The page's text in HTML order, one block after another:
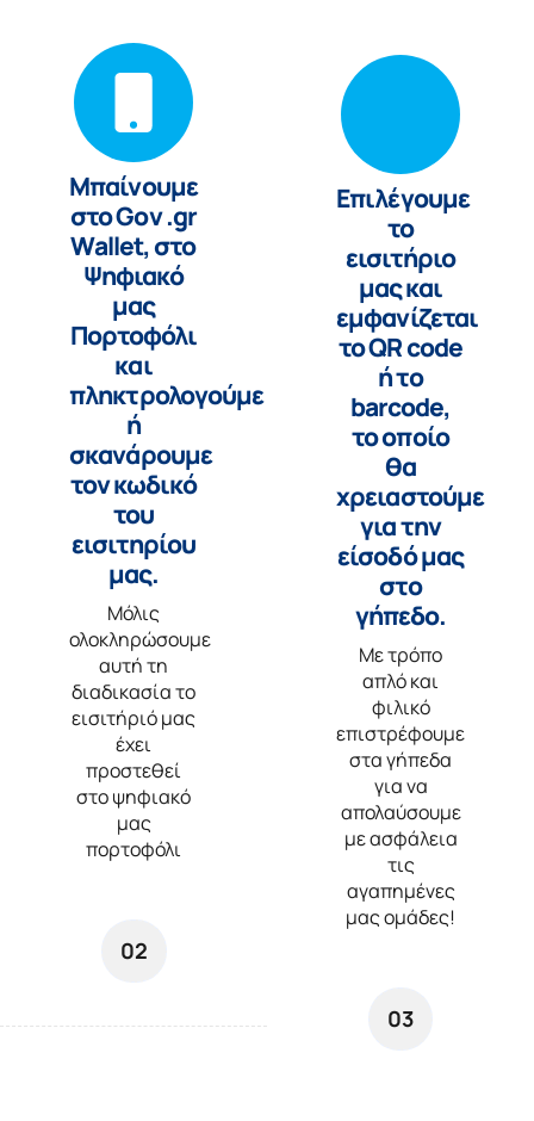
Μπαίνουμε
στο Gov .gr
Wallet, στο
Ψηφιακό
μας
Πορτοφόλι
και
πληκτρολογούμε
ή
σκανάρουμε
τον κωδικό
του
εισιτηρίου
μας.
Μόλις
ολοκληρώσουμε
αυτή τη
διαδικασία το
εισιτήριό μας
έχει
προστεθεί
στο ψηφιακό
μας
πορτοφόλι
02
Επιλέγουμε
το
εισιτήριο
μας και
εμφανίζεται
το QR code
ή το
barcode,
το οποίο
θα
χρειαστούμε
για την
είσοδό μας
στο
γήπεδο.
Με τρόπο
απλό και
φιλικό
επιστρέφουμε
στα γήπεδα
για να
απολαύσουμε
με ασφάλεια
τις
αγαπημένες
μας ομάδες!
03